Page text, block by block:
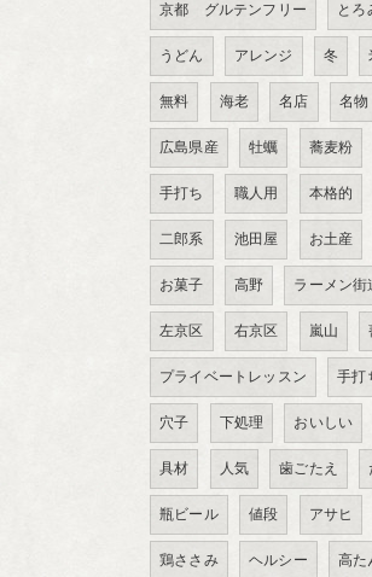
京都 グルテンフリー とろ
うどん アレンジ 冬
無料 海老 名店 名物
広島県産 牡蠣 蕎麦粉
手打ち 職人用 本格的
二郎系 池田屋 お土産
お菓子 高野 ラーメン街
左京区 右京区 嵐山
プライベートレッスン 手打
穴子 下処理 おいしい
具材 人気 歯ごたえ
瓶ビール 値段 アサヒ
鶏ささみ ヘルシー 高た